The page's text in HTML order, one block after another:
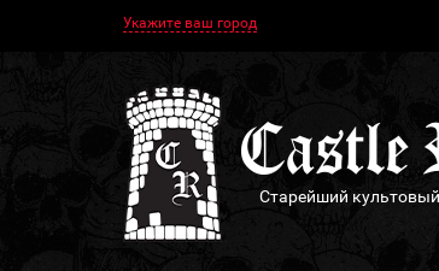
Укажите ваш город
Старейший